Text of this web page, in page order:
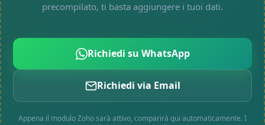
precompilato, ti basta aggiungere i tuoi dati.
Richiedi su WhatsApp
Richiedi via Email
Appena il modulo Zoho sarà attivo, comparirà qui automaticamente. I